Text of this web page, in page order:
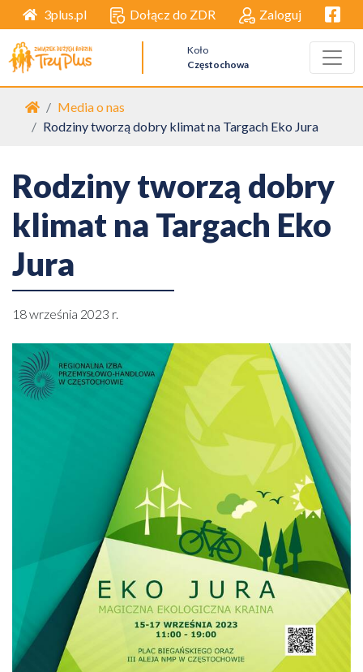
3plus.pl Dołącz do ZDR Zaloguj
Koło
Częstochowa
Strona główna
Media o nas
Rodziny tworzą dobry klimat na Targach Eko Jura
Rodziny tworzą dobry
klimat na Targach Eko
Jura
18 września 2023 r.